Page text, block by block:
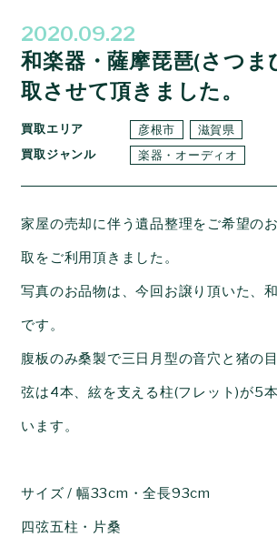
2020.09.22
和楽器・薩摩琵琶(さつま
取させて頂きました。
買取エリア 彦根市
滋賀県
買取ジャンル
楽器・オーディオ
家屋の売却に伴う遺品整理をご希望の
取をご利用頂きました。
写真のお品物は、今回お譲り頂いた、
です。
腹板のみ桑製で三日月型の音穴と猪の
弦は4本、絃を支える柱(フレット)が5
います。
サイズ / 幅33cm・全長93cm
四弦五柱・片桑